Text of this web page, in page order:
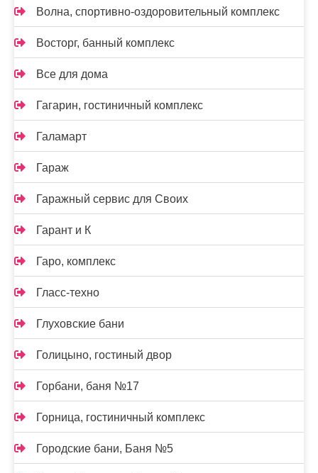
Волна, спортивно-оздоровительный комплекс
Восторг, банный комплекс
Все для дома
Гагарин, гостиничный комплекс
Галамарт
Гараж
Гаражный сервис для Своих
Гарант и К
Гаро, комплекс
Гласс-техно
Глуховские бани
Голицыно, гостиный двор
Горбани, баня №17
Горница, гостиничный комплекс
Городские бани, Баня №5